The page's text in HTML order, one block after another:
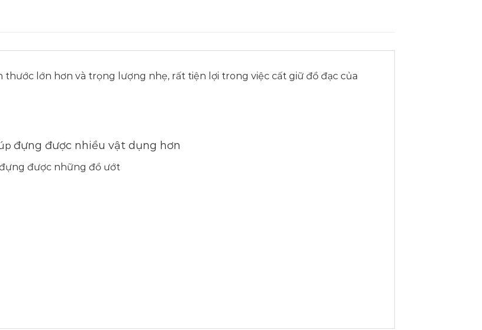
thước lớn hơn và trọng lượng nhẹ, rất tiện lợi trong việc cất giữ đồ đạc của
đựng được nhiều vật dụng hơn
được những đồ ướt